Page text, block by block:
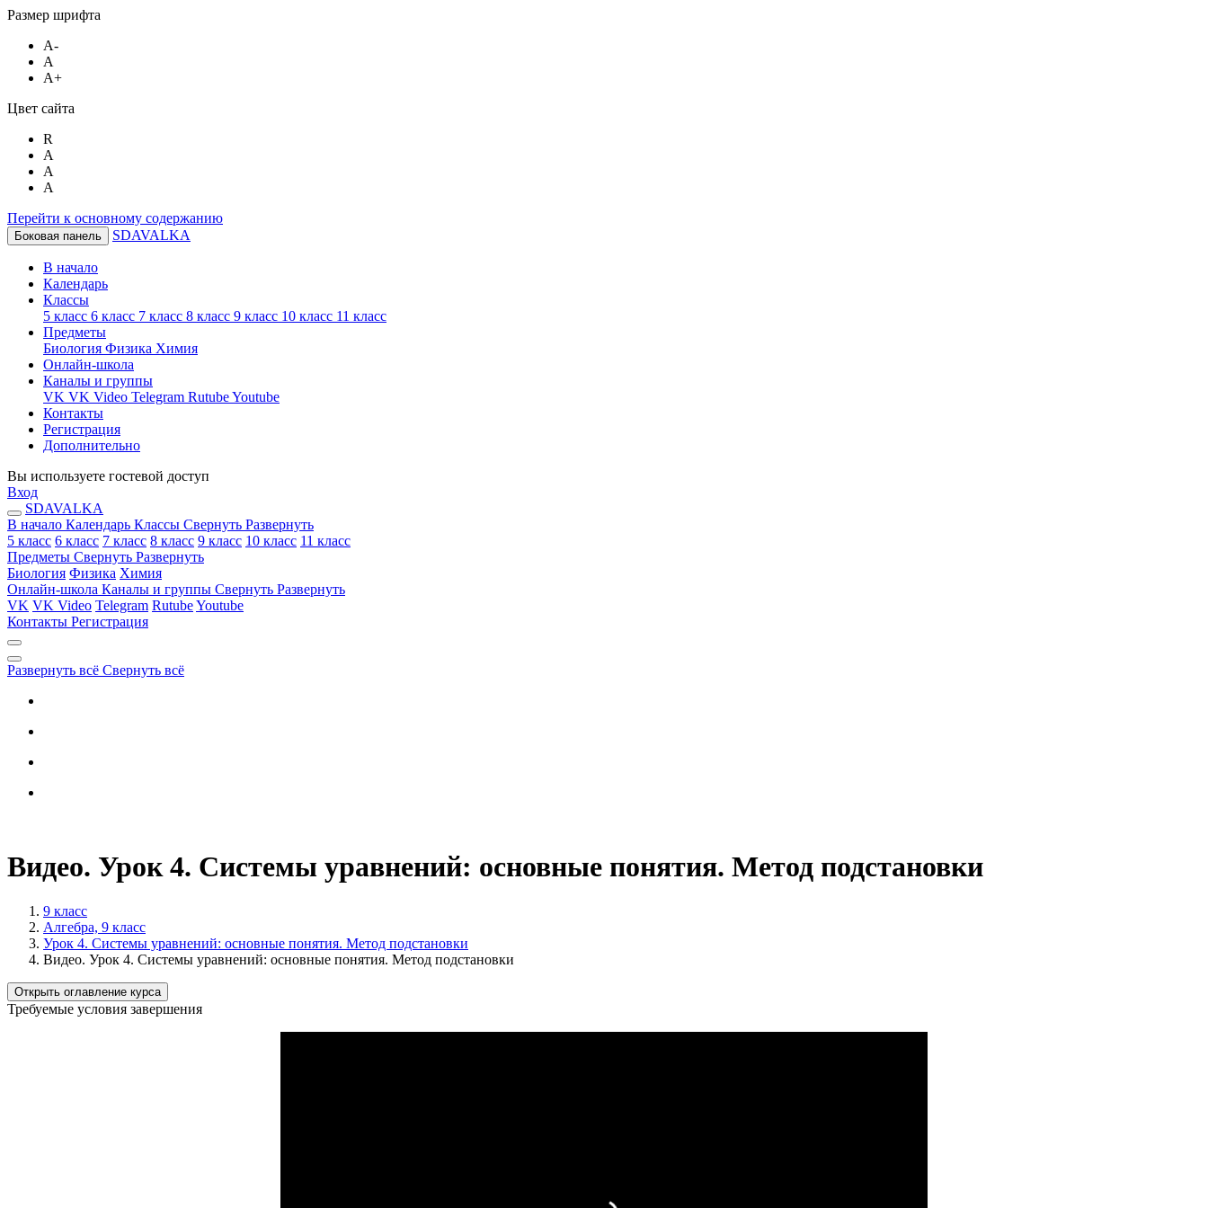
Размер шрифта
A-
A
A+
Цвет сайта
R
A
A
A
Перейти к основному содержанию
Боковая панель SDAVALKA
В начало
Календарь
Классы
5 класс 6 класс 7 класс 8 класс 9 класс 10 класс 11 класс
Предметы
Биология Физика Химия
Онлайн-школа
Каналы и группы
VK VK Video Telegram RutubeYoutube
Контакты
Регистрация
Дополнительно
Вы используете гостевой доступ
Вход
SDAVALKA
В начало Календарь Классы Свернуть Развернуть
5 класс 6 класс 7 класс 8 класс 9 класс 10 класс 11 класс
Предметы Свернуть Развернуть
Биология Физика Химия
Онлайн-школа Каналы и группы Свернуть Развернуть
VK VK Video Telegram RutubeYoutube
Контакты Регистрация
Развернуть всё Свернуть всё
Видео. Урок 4. Системы уравнений: основные понятия. Метод подстановки
9 класс
Алгебра, 9 класс
Урок 4. Системы уравнений: основные понятия. Метод подстановки
Видео. Урок 4. Системы уравнений: основные понятия. Метод подстановки
Открыть оглавление курса
Требуемые условия завершения